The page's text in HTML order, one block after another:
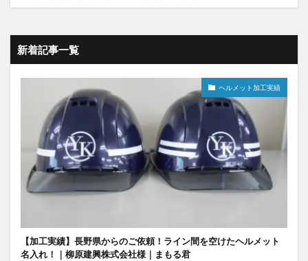
新着記事一覧
ヘルメット加工実績
【加工実績】長野県からのご依頼！ライン間を空けたヘルメット
名入れ！｜柳原建興株式会社様｜まもる君